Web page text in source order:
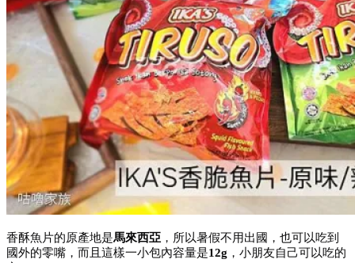
香酥魚片的原產地是馬來西亞 ，所以暑假不用出國，也可以吃到
國外的零嘴，而且這樣一小包內容量是12g ，小朋友自己可以吃的